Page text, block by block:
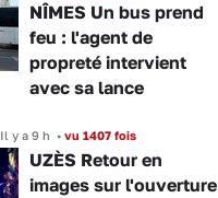
NÎMES Un bus prend
feu : l'agent de
propreté intervient
avec sa lance
Il y a 9 h • vu 1407 fois
UZÈS Retour en
images sur l'ouverture